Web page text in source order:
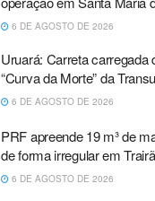
6 DE AGOSTO DE 2026
Uruará: Carreta carregada
“Curva da Morte” da
6 DE AGOSTO DE 2026
PRF apreende 19 m³ de
de forma irregular em
6 DE AGOSTO DE 2026